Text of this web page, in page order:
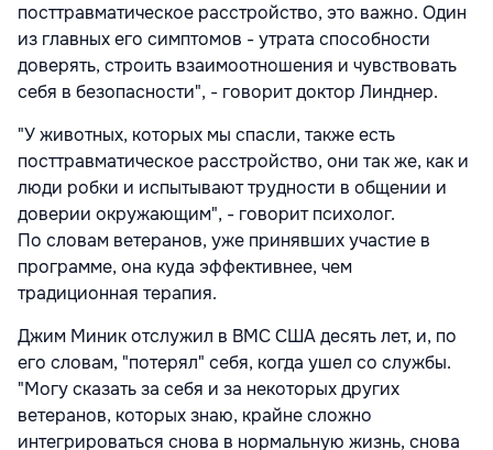
посттравматическое расстройство, это важно. Один
из главных его симптомов - утрата способности
доверять, строить взаимоотношения и чувствовать
себя в безопасности", - говорит доктор Линднер.
"У животных, которых мы спасли, также есть
посттравматическое расстройство, они так же, как и
люди робки и испытывают трудности в общении и
доверии окружающим", - говорит психолог.
По словам ветеранов, уже принявших участие в
программе, она куда эффективнее, чем
традиционная терапия.
Джим Миник отслужил в ВМС США десять лет, и, по
его словам, "потерял" себя, когда ушел со службы.
"Могу сказать за себя и за некоторых других
ветеранов, которых знаю, крайне сложно
интегрироваться снова в нормальную жизнь, снова